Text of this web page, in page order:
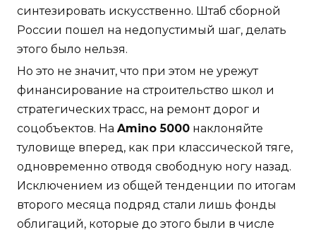
синтезировать искусственно. Штаб сборной
России пошел на недопустимый шаг, делать
этого было нельзя.
Но это не значит, что при этом не урежут
финансирование на строительство школ и
стратегических трасс, на ремонт дорог и
соцобъектов. На Amino 5000 наклоняйте
туловище вперед, как при классической тяге,
одновременно отводя свободную ногу назад.
Исключением из общей тенденции по итогам
второго месяца подряд стали лишь фонды
облигаций, которые до этого были в числе